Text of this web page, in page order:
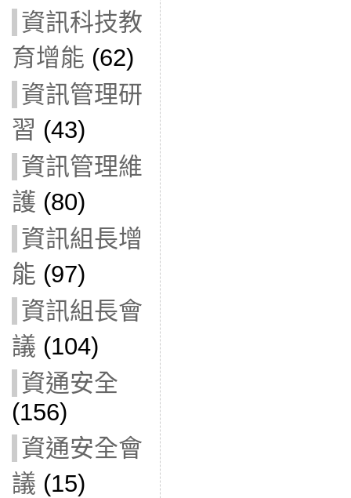
資訊科技教
育增能 (62)
資訊管理研
習 (43)
資訊管理維
護 (80)
資訊組長增
能 (97)
資訊組長會
議 (104)
資通安全
(156)
資通安全會
議 (15)